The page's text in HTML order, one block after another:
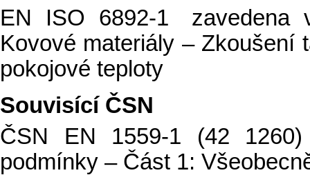
EN ISO 6892-1 zavedena
Kovové materiály – Zkoušení
pokojové teploty
Souvisící ČSN
ČSN EN 1559-1 (42
podmínky – Část 1: